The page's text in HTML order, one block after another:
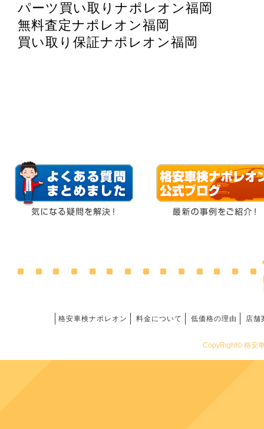
パーツ買い取りナポレオン福岡
無料査定ナポレオン福岡
買い取り保証ナポレオン福岡
格安車検ナポレオン 料金について 低価格の理由 店舗
CopyRight© 格安